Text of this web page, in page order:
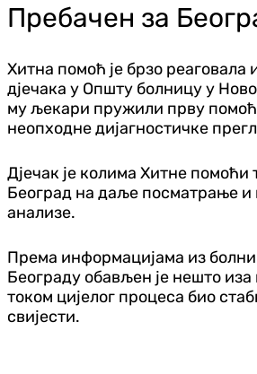
Пребачен за
Хитна помоћ је брзо реаговала
дјечака у Општу болницу у
му љекари пружили прву
неопходне дијагностичке
Дјечак је колима Хитне помоћи
Београд на даље посматрање
анализе.
Према информацијама из
Београду обављен је нешто иза
током цијелог процеса био
свијести.